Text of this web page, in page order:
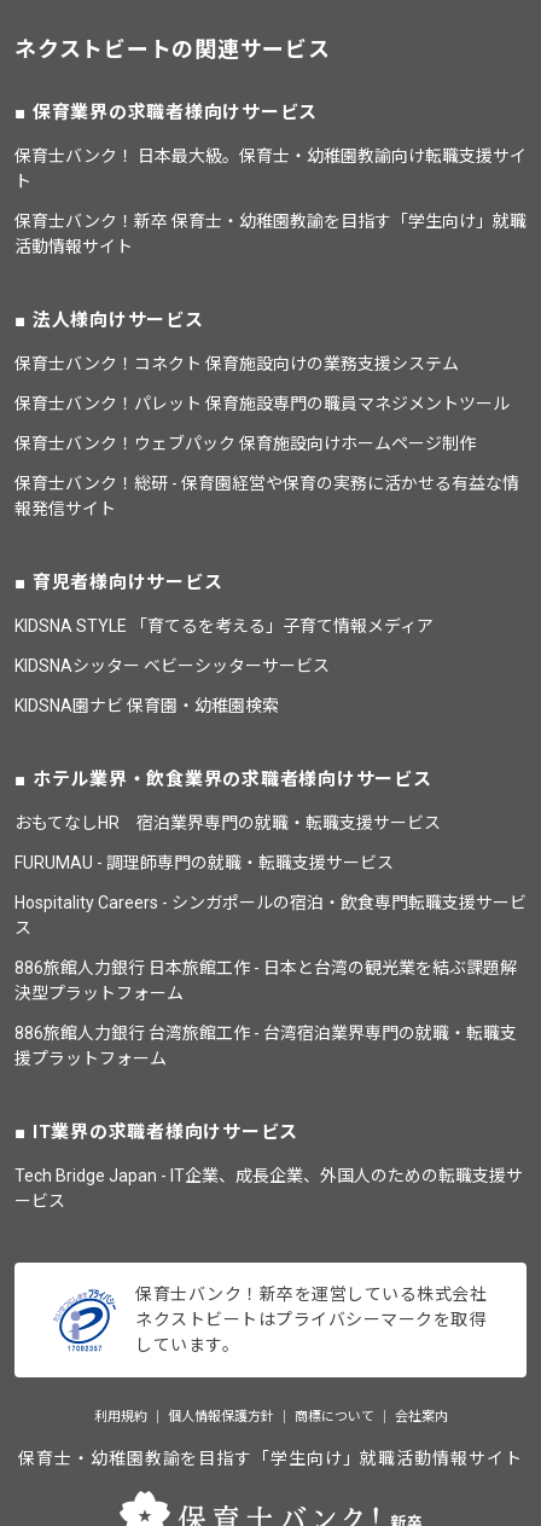
ネクストビートの関連サービス
保育業界の求職者様向けサービス
保育士バンク！ 日本最大級。保育士・幼稚園教諭向け転職支援サイ
ト
保育士バンク！新卒 保育士・幼稚園教諭を目指す「学生向け」就職
活動情報サイト
法人様向けサービス
保育士バンク！コネクト 保育施設向けの業務支援システム
保育士バンク！パレット 保育施設専門の職員マネジメントツール
保育士バンク！ウェブパック 保育施設向けホームページ制作
保育士バンク！総研 - 保育園経営や保育の実務に活かせる有益な情
報発信サイト
育児者様向けサービス
KIDSNA STYLE 「育てるを考える」子育て情報メディア
KIDSNAシッター ベビーシッターサービス
KIDSNA園ナビ 保育園・幼稚園検索
ホテル業界・飲食業界の求職者様向けサービス
おもてなしHR 宿泊業界専門の就職・転職支援サービス
FURUMAU - 調理師専門の就職・転職支援サービス
Hospitality Careers - シンガポールの宿泊・飲食専門転職支援サービ
ス
886旅館人力銀行 日本旅館工作 - 日本と台湾の観光業を結ぶ課題解
決型プラットフォーム
886旅館人力銀行 台湾旅館工作 - 台湾宿泊業界専門の就職・転職支
援プラットフォーム
IT業界の求職者様向けサービス
Tech Bridge Japan - IT企業、成長企業、外国人のための転職支援サ
ービス
保育士バンク！新卒を運営している株式会社
ネクストビートはプライバシーマークを取得
しています。
利用規約 個人情報保護方針 商標について 会社案内
保育士・幼稚園教諭を目指す「学生向け」就職活動情報サイト